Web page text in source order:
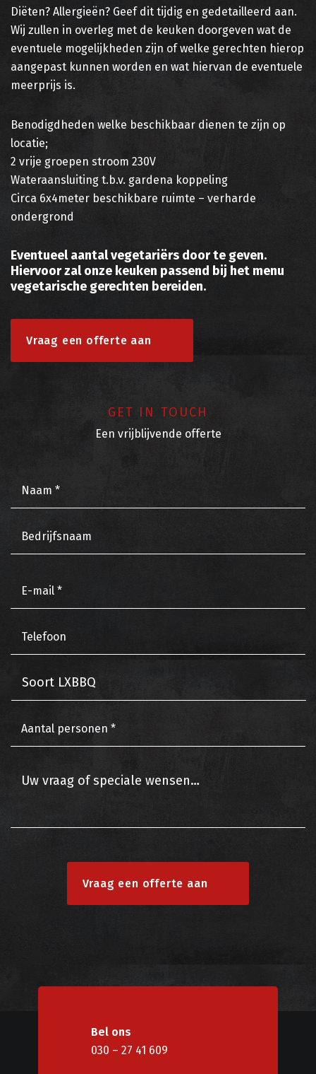
Diëten? Allergieën? Geef dit tijdig en gedetailleerd aan.
Wij zullen in overleg met de keuken doorgeven wat de
eventuele mogelijkheden zijn of welke gerechten hierop
aangepast kunnen worden en wat hiervan de eventuele
meerprijs is.
Benodigdheden welke beschikbaar dienen te zijn op
locatie;
2 vrije groepen stroom 230V
Wateraansluiting t.b.v. gardena koppeling
Circa 6x4meter beschikbare ruimte – verharde
ondergrond
Eventueel aantal vegetariërs door te geven.
Hiervoor zal onze keuken passend bij het menu
vegetarische gerechten bereiden.
Vraag een offerte aan
GET IN TOUCH
Een vrijblijvende offerte
Vraag een offerte aan
Bel ons
030 – 27 41 609